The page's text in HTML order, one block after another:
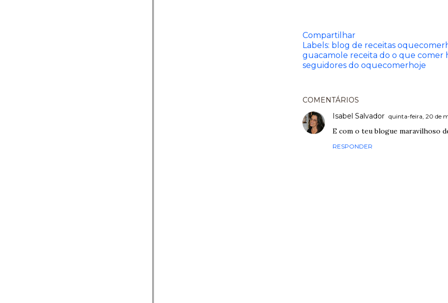
Compartilhar
Labels: blog de receitas
guacamole receita do o que comer
seguidores do oquecomerhoje
COMENTÁRIOS
Isabel Salvador quinta-feira, 20 de
E com o teu blogue maravilhoso
RESPONDER